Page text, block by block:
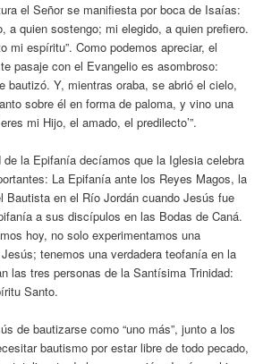
el Señor se manifiesta por boca de Isaías:
a quien sostengo; mi elegido, a quien prefiero.
mi espíritu”. Como podemos apreciar, el
pasaje con el Evangelio es asombroso:
bautizó. Y, mientras oraba, se abrió el cielo,
sobre él en forma de paloma, y vino una
mi Hijo, el amado, el predilecto’”.
de la Epifanía decíamos que la Iglesia celebra
La Epifanía ante los Reyes Magos, la
Bautista en el Río Jordán cuando Jesús fue
a sus discípulos en las Bodas de Caná.
hoy, no solo experimentamos una
tenemos una verdadera teofanía en la
las tres personas de la Santísima Trinidad:
Santo.
de bautizarse como “uno más”, junto a los
bautismo por estar libre de todo pecado,